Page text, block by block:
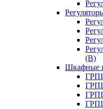
(В)
Шкафные